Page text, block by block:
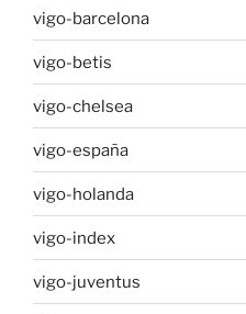
vigo-barcelona
vigo-betis
vigo-chelsea
vigo-españa
vigo-holanda
vigo-index
vigo-juventus